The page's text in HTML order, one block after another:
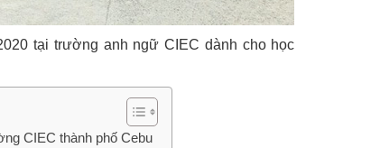
tại trường anh ngữ CIEC dành cho học
CIEC thành phố Cebu